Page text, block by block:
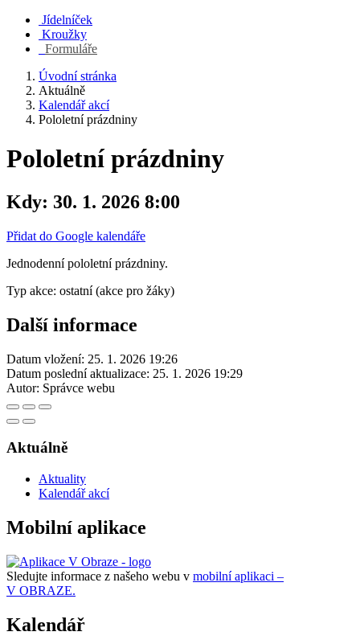
Jídelníček
Kroužky
Formuláře
Úvodní stránka
Aktuálně
Kalendář akcí
Pololetní prázdniny
Pololetní prázdniny
Kdy: 30. 1. 2026 8:00
Přidat do Google kalendáře
Jednodenní pololetní prázdniny.
Typ akce: ostatní (akce pro žáky)
Další informace
Datum vložení: 25. 1. 2026 19:26
Datum poslední aktualizace: 25. 1. 2026 19:29
Autor: Správce webu
Aktuálně
Aktuality
Kalendář akcí
Mobilní aplikace
Sledujte informace z našeho webu v mobilní aplikaci –
V OBRAZE.
Kalendář